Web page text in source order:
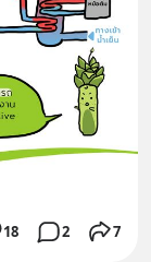
18 2 7